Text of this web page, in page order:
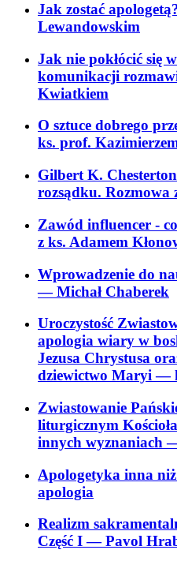
Jak zostać
Lewandowskim
Jak nie pokłócić się
komunikacji
Kwiatkiem
O sztuce dobrego
ks. prof.
Gilbert K.
rozsądku. Rozmowa
Zawód influencer -
z ks. Adamem
Wprowadzenie do
— Michał Chaberek
Uroczystość
apologia wiary w
Jezusa Chrystusa
dziewictwo Maryi—
Zwiastowanie
liturgicznym
innych wyznaniach
Apologetyka inna
apologia
Realizm
Część I— Pavol